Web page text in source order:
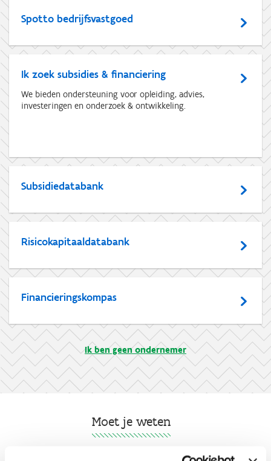
Spotto bedrijfsvastgoed
Ik zoek subsidies & financiering
We bieden ondersteuning voor opleiding, advies,
investeringen en onderzoek & ontwikkeling.
Subsidiedatabank
Risicokapitaaldatabank
Financieringskompas
Ik ben geen ondernemer
Moet je weten